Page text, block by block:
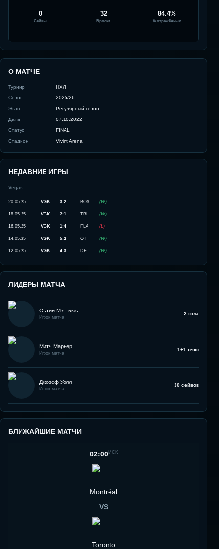
0
Сейвы
32
Броски
84.4%
% отражённых
О МАТЧЕ
Турнир
НХЛ
Сезон
2025/26
Этап
Регулярный сезон
Дата
07.10.2022
Статус
FINAL
Стадион
Vivint Arena
НЕДАВНИЕ ИГРЫ
Vegas
20.05.25 VGK 3:2 BOS (W)
18.05.25 VGK 2:1 TBL (W)
16.05.25 VGK 1:4 FLA (L )
14.05.25 VGK 5:2 OTT (W)
12.05.25 VGK 4:3 DET (W)
ЛИДЕРЫ МАТЧА
Остин Мэттьюс
Игрок матча
2 гола
Митч Марнер
Игрок матча
1+1 очко
Джозеф Уолл
Игрок матча
30 сейвов
БЛИЖАЙШИЕ МАТЧИ
02:00МСК
Montréal
VS
Toronto